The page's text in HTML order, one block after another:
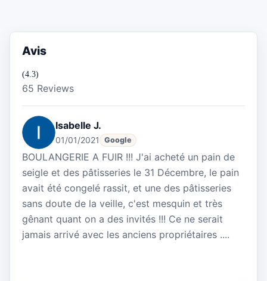
Avis
(4.3)
65 Reviews
Isabelle J.
01/01/2021 Google
BOULANGERIE A FUIR !!! J'ai acheté un pain de
seigle et des pâtisseries le 31 Décembre, le pain
avait été congelé rassit, et une des pâtisseries
sans doute de la veille, c'est mesquin et très
gênant quant on a des invités !!! Ce ne serait
jamais arrivé avec les anciens propriétaires ....